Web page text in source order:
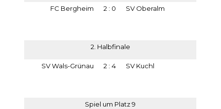
FC Bergheim 2 : 0 SV Oberalm
2. Halbfinale
SV Wals-Grünau 2 : 4 SV Kuchl
Spiel um Platz 9